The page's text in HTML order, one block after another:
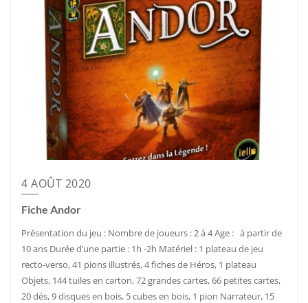
4 AOÛT 2020
Fiche Andor
Présentation du jeu : Nombre de joueurs : 2 à 4 Age : à partir de
10 ans Durée d’une partie : 1h -2h Matériel : 1 plateau de jeu
recto-verso, 41 pions illustrés, 4 fiches de Héros, 1 plateau
Objets, 144 tuiles en carton, 72 grandes cartes, 66 petites cartes,
20 dés, 9 disques en bois, 5 cubes en bois, 1 pion Narrateur, 15